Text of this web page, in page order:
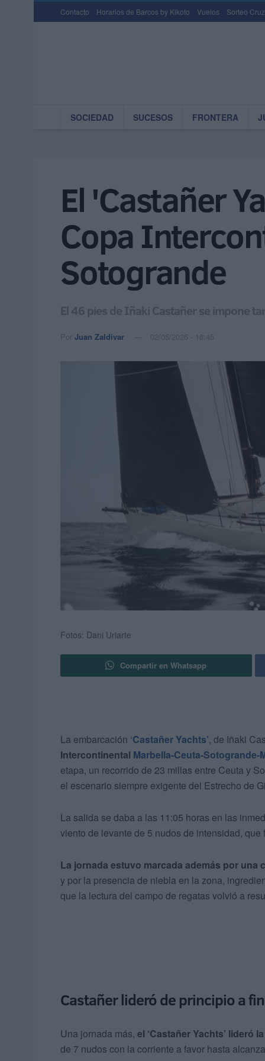
Contacto Horarios de Barcos by Kikoto Vuelos Sorteo
SOCIEDAD SUCESOS FRONTERA
El 'Castañer
Copa
Sotogrande
El 46 pies de Iñaki Castañer se impone
Por Juan Zaldívar 02/05/2026 - 18:45
Fotos: Dani Uriarte
Compartir en Whatsapp
La embarcación ‘Castañer Yachts’, de Iñaki
Intercontinental Marbella-Ceuta-Sotogrande-
etapa, un recorrido de 23 millas entre Ceuta y
el escenario siempre exigente del Estrecho de
La salida se daba a las 11:05 horas en las
viento de levante de 5 nudos de intensidad,
La jornada estuvo marcada además por una
y por la presencia de niebla en la zona,
que la lectura del campo de regatas volvió a
Castañer lideró de principio a fin
Una jornada más, el ‘Castañer Yachts’ lideró
de 7 nudos con la corriente a favor hasta